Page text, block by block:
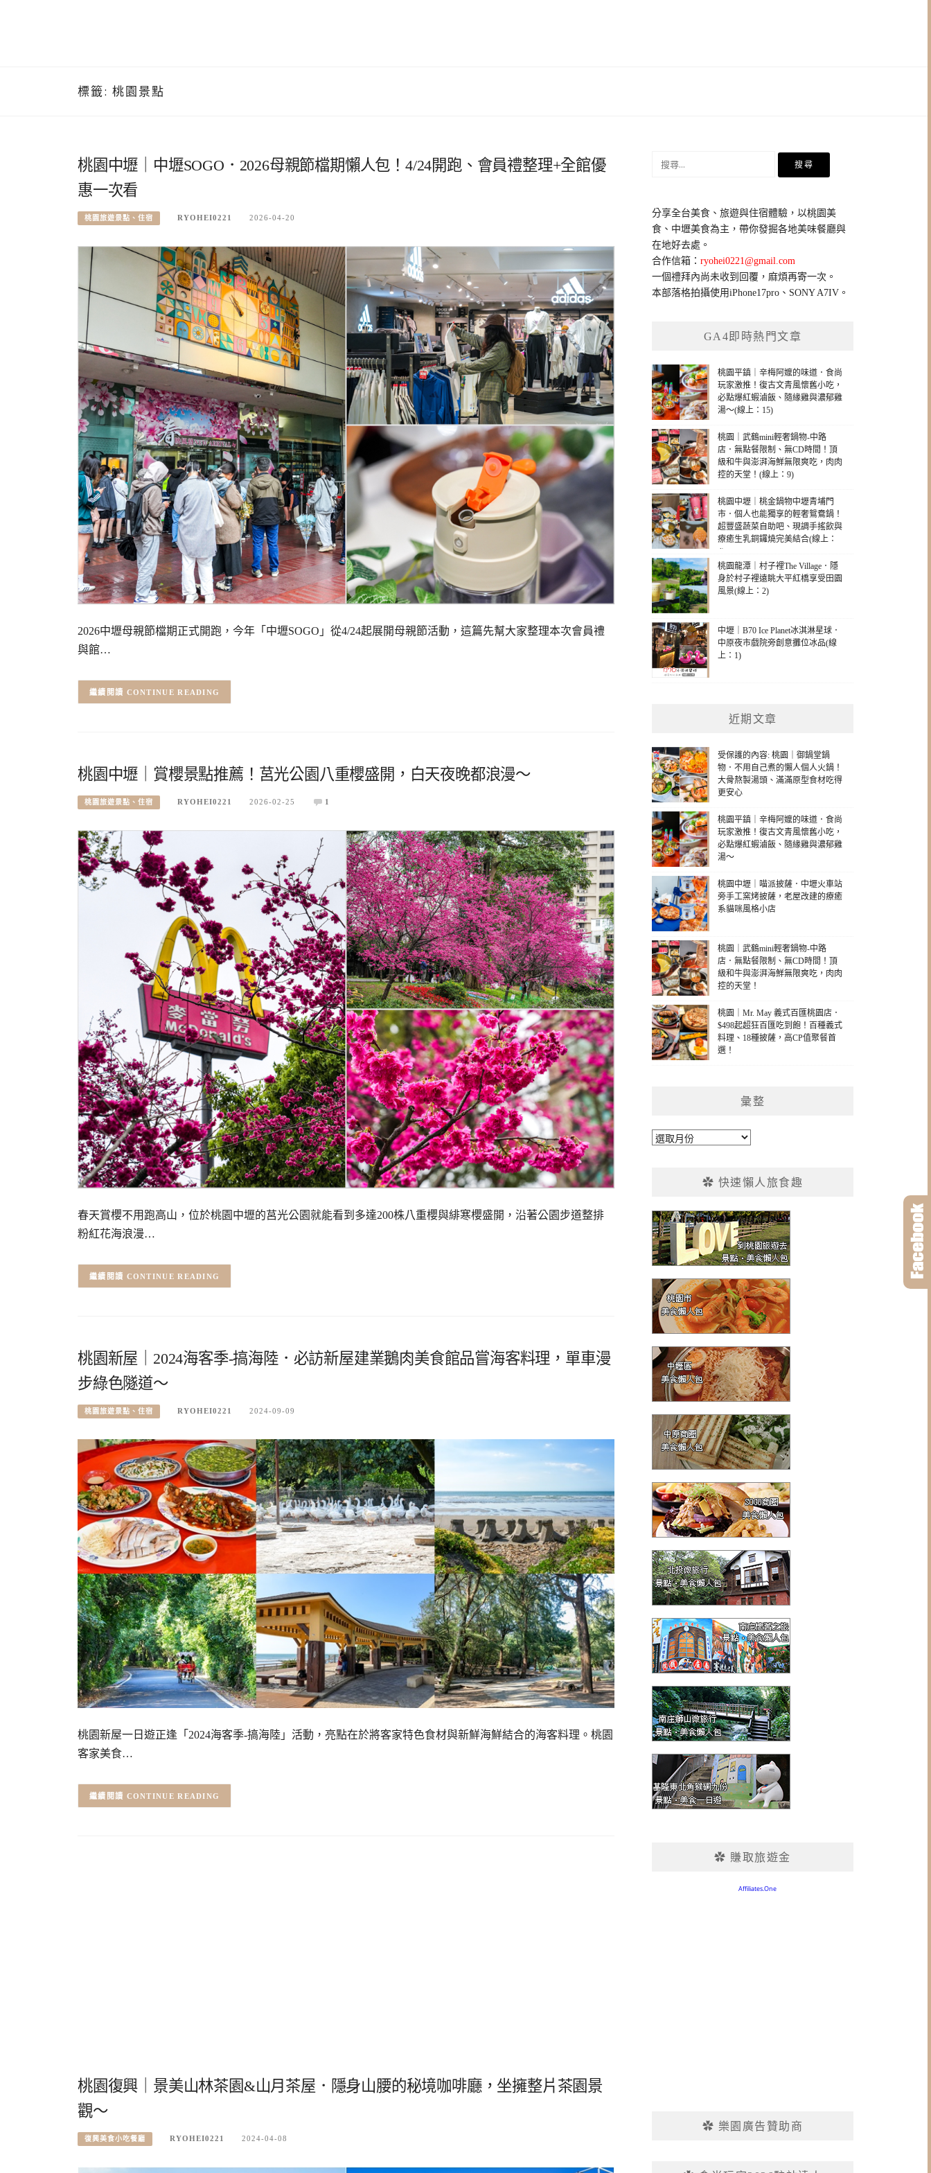
標籤: 桃園景點
桃園中壢｜中壢SOGO．2026母親節檔期懶人包！4/24開跑、會員禮整理+全館優
惠一次看
桃園旅遊景點、住宿 RYOHEI0221 2026-04-20
2026中壢母親節檔期正式開跑，今年「中壢SOGO」從4/24起展開母親節活動，這篇先幫大家整理本次會員禮
與館…
CONTINUE READING
桃園中壢｜賞櫻景點推薦！莒光公園八重櫻盛開，白天夜晚都浪漫～
桃園旅遊景點、住宿 RYOHEI0221 2026-02-25 1
春天賞櫻不用跑高山，位於桃園中壢的莒光公園就能看到多達200株八重櫻與緋寒櫻盛開，沿著公園步道整排
粉紅花海浪漫…
CONTINUE READING
桃園新屋｜2024海客季-搞海陸．必訪新屋建業鵝肉美食館品嘗海客料理，單車漫
步綠色隧道～
桃園旅遊景點、住宿 RYOHEI0221 2024-09-09
桃園新屋一日遊正逢「2024海客季-搞海陸」活動，亮點在於將客家特色食材與新鮮海鮮結合的海客料理。桃園
客家美食…
CONTINUE READING
桃園復興｜景美山林茶園&山月茶屋．隱身山腰的秘境咖啡廳，坐擁整片茶園景
觀～
復興美食小吃餐廳 RYOHEI0221 2024-04-08
鍵
字:
分享全台美食、旅遊與住宿體驗，以桃園美
食、中壢美食為主，帶你發掘各地美味餐廳與
在地好去處。
合作信箱：ryohei0221@gmail.com
一個禮拜內尚未收到回覆，麻煩再寄一次。
本部落格拍攝使用iPhone17pro、SONY A7IV。
GA4即時熱門文章
桃園平鎮｜辛梅阿嬤的味道．食尚
玩家激推！復古文青風懷舊小吃，
必點爆紅蝦滷飯、隨緣雞與濃郁雞
湯～(線上：15)
桃園｜武鶴mini輕奢鍋物-中路
店．無點餐限制、無CD時間！頂
級和牛與澎湃海鮮無限爽吃，肉肉
控的天堂！(線上：9)
桃園中壢｜桃金鍋物中壢青埔門
市．個人也能獨享的輕奢鴛鴦鍋！
超豐盛蔬菜自助吧、現調手搖飲與
療癒生乳銅鑼燒完美結合(線上：
4)
桃園龍潭｜村子裡The Village．隱
身於村子裡遠眺大平紅橋享受田園
風景(線上：2)
中壢｜B70 Ice Planet冰淇淋星球．
中原夜市戲院旁創意攤位冰品(線
上：1)
近期文章
受保護的內容: 桃園｜御鍋堂鍋
物．不用自己煮的懶人個人火鍋！
大骨熬製湯頭、滿滿原型食材吃得
更安心
桃園平鎮｜辛梅阿嬤的味道．食尚
玩家激推！復古文青風懷舊小吃，
必點爆紅蝦滷飯、隨緣雞與濃郁雞
湯～
桃園中壢｜喵派披薩．中壢火車站
旁手工窯烤披薩，老屋改建的療癒
系貓咪風格小店
桃園｜武鶴mini輕奢鍋物-中路
店．無點餐限制、無CD時間！頂
級和牛與澎湃海鮮無限爽吃，肉肉
控的天堂！
桃園｜Mr. May 義式百匯桃園店．
$498起超狂百匯吃到飽！百種義式
料理、18種披薩，高CP值聚餐首
選！
彙整
彙
✿ 快速懶人旅食趣
✿ 賺取旅遊金
✿ 樂園廣告贊助商